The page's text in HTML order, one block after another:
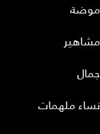
موضة
مشاهير
جمال
نساء ملهمات